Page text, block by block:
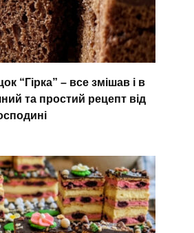
“Гірка” – все змішав і в
та простий рецепт від